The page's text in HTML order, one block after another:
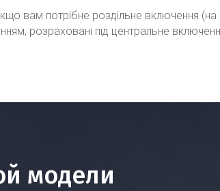
вам потрібне роздільне включення
розраховані під центральне
модели